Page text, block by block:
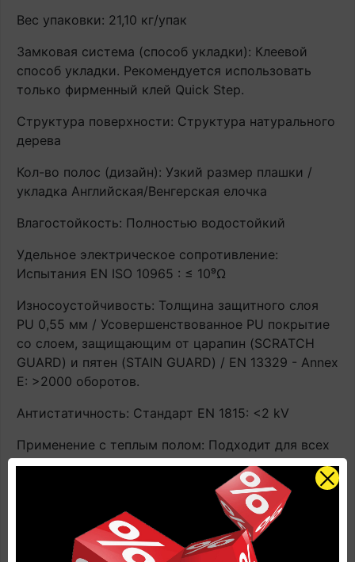
Вес упаковки: 21,10 кг/упак
Замковая система (способ укладки): Клеевой
способ укладки. Рекомендуется использовать
только фирменный клей Quick Step.
Структура поверхности: Структура натурального
дерева
Кол-во полос (дизайн): Узкий размер плашки /
укладка Английская/Венгерская елочка
Влагостойкость: Полностью водостойкий
Удельное электрическое сопротивление:
Испытания EN ISO 10965 : ≤ 10⁹Ω
Износоустойчивость: Толщина защитного слоя
PU 0,55 мм / Усовершенствованное PU покрытие
со слоем, защищающим от царапин (SCRATCH
GUARD) и пятен (STAIN GUARD) / EN 13329 - Annex
E: >2000 оборотов.
Антистатичность: Стандарт EN 1815: <2 kV
Применение с теплым полом: Подходит для всех
стандартных встраиваемых систем отопления
(горячая вода/электричество). Имеют
ограниченную совместимость с нагревательными
пленками и иными аналогичными системами,
располагающимися поверх чернового пола.
Контактная температура ≤ 27°C. ВАЖНО! При